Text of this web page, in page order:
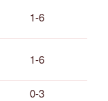
1-6
1-6
0-3